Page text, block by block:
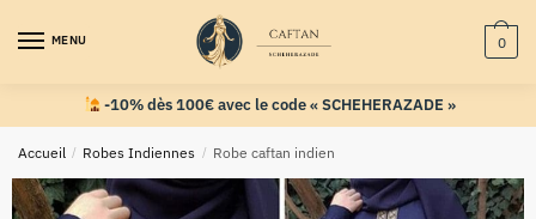
MENU 0
-10% dès 100€ avec le code « SCHEHERAZADE »
Accueil / Robes Indiennes / Robe caftan indien